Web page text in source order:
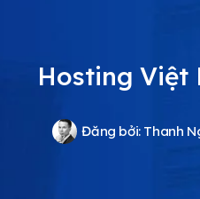
Hosting
Đăng bởi: Thanh